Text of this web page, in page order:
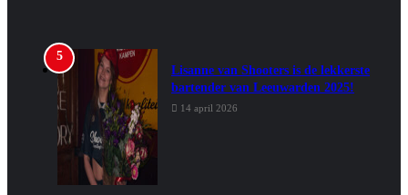
Lisanne van Shooters is de lekkerste
bartender van Leeuwarden 2025!
14 april 2026